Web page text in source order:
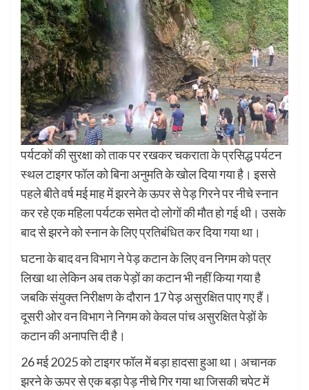
पर्यटकों की सुरक्षा को ताक पर रखकर चकराता के प्रसिद्ध पर्यटन
स्थल टाइगर फॉल को बिना अनुमति के खोल दिया गया है। इससे
पहले बीते वर्ष मई माह में झरने के ऊपर से पेड़ गिरने पर नीचे स्नान
कर रहे एक महिला पर्यटक समेत दो लोगों की मौत हो गई थी। उसके
बाद से झरने को स्नान के लिए प्रतिबंधित कर दिया गया था।
घटना के बाद वन विभाग ने पेड़ कटान के लिए वन निगम को पत्र
लिखा था लेकिन अब तक पेड़ों का कटान भी नहीं किया गया है
जबकि संयुक्त निरीक्षण के दौरान 17 पेड़ असुरक्षित पाए गए हैं।
दूसरी ओर वन विभाग ने निगम को केवल पांच असुरक्षित पेड़ों के
कटान की अनापत्ति दी है।
26 मई 2025 को टाइगर फॉल में बड़ा हादसा हुआ था। अचानक
झरने के ऊपर से एक बड़ा पेड़ नीचे गिर गया था जिसकी चपेट में